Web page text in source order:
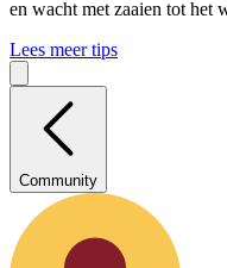
en wacht met zaaien tot het
Lees meer tips
Community